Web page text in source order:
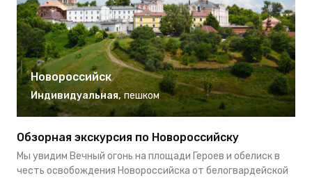
Новороссийск
Индивидуальная, пешком
Обзорная экскурсия по Новороссийску
Мы увидим Вечный огонь на площади Героев и обелиск в
честь освобождения Новороссийска от белогвардейской